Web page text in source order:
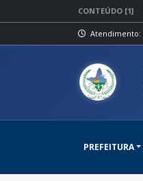
CONTEÚDO [1]
Atendimento:
PREFEITURA